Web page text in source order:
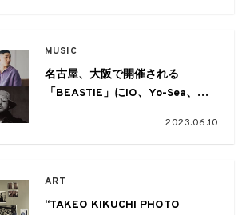
MUSIC
名古屋、大阪で開催される
「BEASTIE」にIO、Yo-Sea、
2023.06.10
ART
“TAKEO KIKUCHI PHOTO